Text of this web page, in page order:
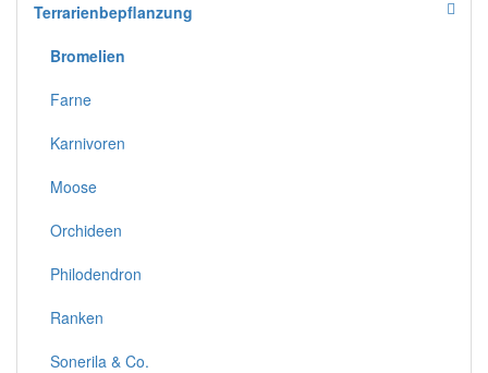
Terrarienbepflanzung
Bromelien
Farne
Karnivoren
Moose
Orchideen
Philodendron
Ranken
Sonerila & Co.